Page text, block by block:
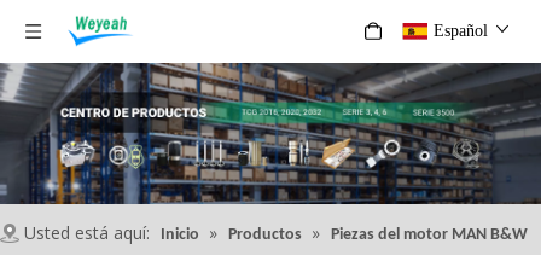
Español
Usted está aquí: Inicio » Productos » Piezas del motor MAN B&W